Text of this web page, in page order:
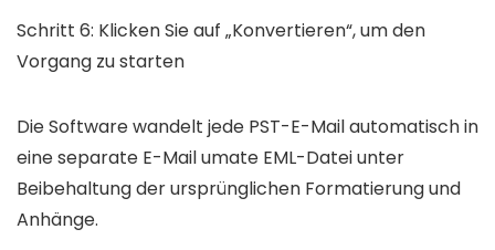
Schritt 6: Klicken Sie auf „Konvertieren“, um den
Vorgang zu starten
Die Software wandelt jede PST-E-Mail automatisch in
eine separate E-Mail umate EML-Datei unter
Beibehaltung der ursprünglichen Formatierung und
Anhänge.